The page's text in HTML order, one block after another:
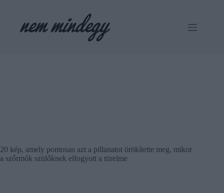
20 kép, amely pontosan azt a pillanatot örökítette meg, mikor
a szőrmók szülőknek elfogyott a türelme